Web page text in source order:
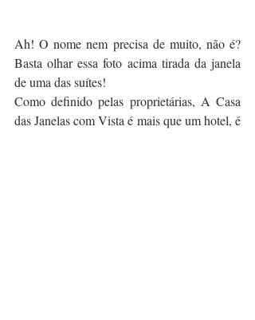
Ah! O nome nem precisa de muito, não é?
Basta olhar essa foto acima tirada da janela
de uma das suítes!
Como definido pelas proprietárias, A Casa
das Janelas com Vista é mais que um hotel, é